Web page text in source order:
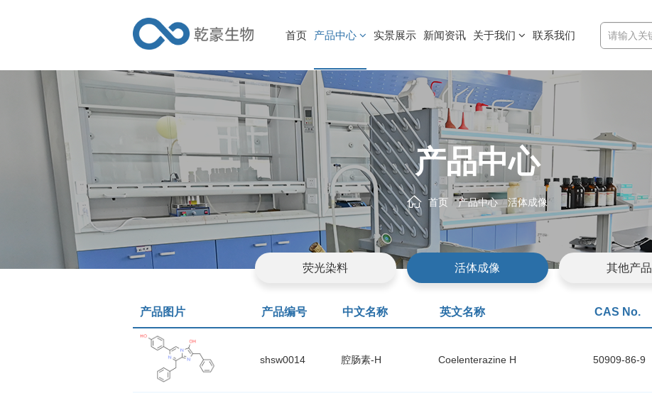
首页 产品中心 实景展示 新闻资讯 关于我们 联系我们
产品中心
首页 产品中心 活体成像
荧光染料 活体成像 其他产品
产品图片 产品编号 中文名称 英文名称 CAS No.
shsw0014 腔肠素-H Coelenterazine H 50909-86-9